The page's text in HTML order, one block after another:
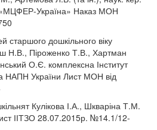
Україна» Наказ МОН
старшого дошкільного віку
Н.В., Піроженко Т.В., Хартман
О.Є. комплексна Інститут
НАПН України Лист МОН від
Кулікова І.А., Шкваріна Т.М.
ІІТЗО 28.07.2015р. №14.1/12-